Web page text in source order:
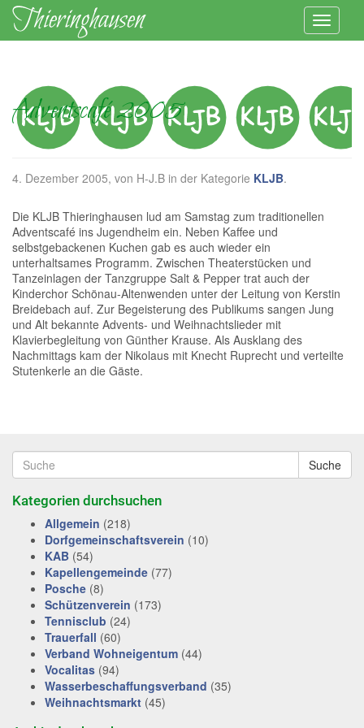
Adventscafé 2005
4. Dezember 2005, von H-J.B in der Kategorie KLJB.
Die KLJB Thieringhausen lud am Samstag zum traditionellen
Adventscafé ins Jugendheim ein. Neben Kaffee und
selbstgebackenen Kuchen gab es auch wieder ein
unterhaltsames Programm. Zwischen Theaterstücken und
Tanzeinlagen der Tanzgruppe Salt & Pepper trat auch der
Kinderchor Schönau-Altenwenden unter der Leitung von Kerstin
Breidebach auf. Zur Begeisterung des Publikums sangen Jung
und Alt bekannte Advents- und Weihnachtslieder mit
Klavierbegleitung von Günther Krause. Als Ausklang des
Nachmittags kam der Nikolaus mit Knecht Ruprecht und verteilte
Stutenkerle an die Gäste.
Suche
Kategorien durchsuchen
Allgemein (218)
Dorfgemeinschaftsverein (10)
KAB (54)
Kapellengemeinde (77)
Posche (8)
Schützenverein (173)
Tennisclub (24)
Trauerfall (60)
Verband Wohneigentum (44)
Vocalitas (94)
Wasserbeschaffungsverband (35)
Weihnachtsmarkt (45)